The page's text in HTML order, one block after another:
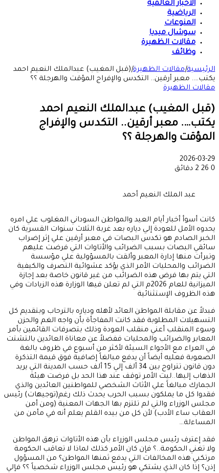
الأخبار العالمية
الرياضية
المنوعات
سوشال ميديا
مقالات الظهيرة
وظائف
الرئيسية|مقالات الظهيرة|(قبل المغيب) عبدالملك النعيم احمد
يكتب…. معبر أرقين.. التكدس والإفراج المؤقت والهرجلة ؟؟
مقالات الظهيرة
(قبل المغيب) عبدالملك النعيم احمد
يكتب…. معبر أرقين.. التكدس والإفراج
المؤقت والهرجلة ؟؟
2026-03-29
0
2 دقائق
عبد الملك النعيم أحمد
كانت أسوأ أخبار أيام العيد والمواطن السوداني المغلوب علي امره
يحدوه الأمل للعودة إلي دياره بعد غربة الثلاث سنوات القسرية كان
الخبر الصادم هو تكدس البصات في معبر أرقين علي إثر إضراب
سائقي البصات بسبب الضرائب والأتاوات التي فرضت عليهم
وتبرأت منها إدارة المعبر وألقت بالمسؤولية علي مؤسسة
الضرائب والمحليات الأمر الذي يؤكد عشوائية التصرف والكيفية
التي يتم بها فرض هذه الضرائب من غير قانون خاصة بعد إجازة
الميزانية للعام 2026م التي لم تعلن فيها الوزارة هذه الزيادات وفي
هذه الظروف الإستثنائية
فبدلاً عن مقابلة المواطن العائد لأهله ودياره بالترحاب وبتقديم كل
التسهيلات المطلوبة فقد كانت المفاجأة بأن واجه الغم والحزن
وسوء المنقلب أعني منقلب العودة وذلك بتصرفات القائمين بأمر
المعابر والضرائب والمحليات ففضلاً عن معاناة العائدين بالتشتت
في العراء مع الأجواء السيئة لأكثر من أسبوع في ظروف بالغة
الصعوبة فعليه أيضاً أن يدفع مبالغاً إضافية فوق قيمة التذكرة
دون قانون تتراوح بين 34 ألف إلي 15 ألف حسب المدينة التي يريد
الذهاب إليها..ليت الأمر توقف عند هذا الحد بل فرضت هيئة
الجمارك مبالغاً علي الأثاث الشخصي للمواطنين العائدين والذي
فقدوا كل ما يملكون بسبب الحرب يحدث ذلك رغم(توجيهات) رئيس
مجلس الوزراء والتي لم تلتزم بها الجهات المعنية (ومن أمن
العقاب ساء الأدب) لأن كل من بيده القلم يعلم أنه في مأمن من
المساءلة…
فقد إعترف رئيس مجلس الوزراء بأن هذه الأتاوات ترهق المواطن
ولا تغني الحكومة..؟ فإن كان الأمر كذلك لماذا لا تعاقب الحكومة
مرتكبي هذه المخالفات التي يدفع ثمنها المواطن؟ من المسؤول
إذن؟ إذا كان الذي يشتكي هو رئيس مجلس الوزراء شخصياً ؟؟ فإلي